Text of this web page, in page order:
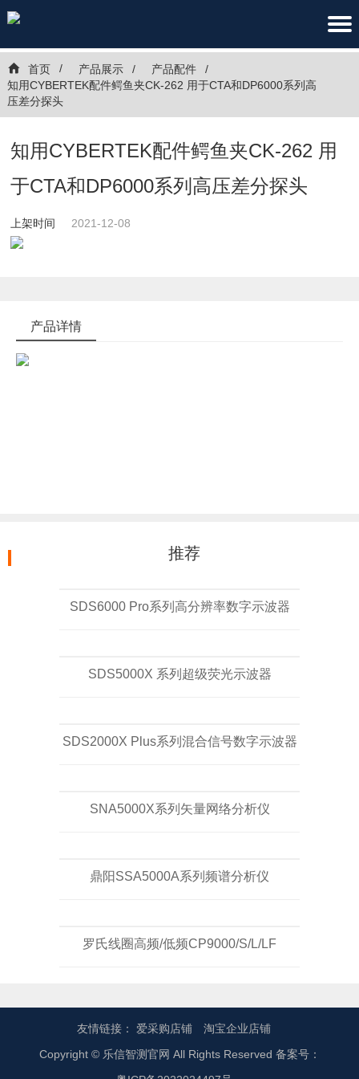
首页 产品展示
产品配件
知用CYBERTEK配件鳄鱼夹CK-262 用于CTA和DP6000系列高
压差分探头
知用CYBERTEK配件鳄鱼夹CK-262 用
于CTA和DP6000系列高压差分探头
上架时间 2021-12-08
产品详情
推荐
SDS6000 Pro系列高分辨率数字示波器
SDS5000X 系列超级荧光示波器
SDS2000X Plus系列混合信号数字示波器
SNA5000X系列矢量网络分析仪
鼎阳SSA5000A系列频谱分析仪
罗氏线圈高频/低频CP9000/S/L/LF
友情链接： 爱采购店铺
淘宝企业店铺
Copyright © 乐信智测官网 All Rights Reserved 备案号：